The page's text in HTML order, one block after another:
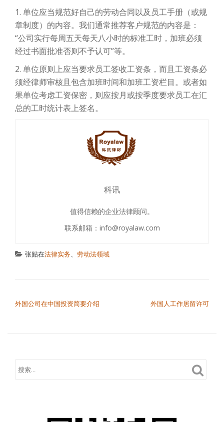
1. 单位应当规范好自己的劳动合同以及员工手册（或规
章制度）的内容。我们通常推荐客户规范的内容是：
“公司实行每周五天每天八小时的标准工时，加班必须
经过书面批准否则不予认可”等。
2. 单位原则上应当要求员工签收工资条，而且工资条必
须经律师审核且包含加班时间和加班工资栏目。或者如
果单位考虑工资保密，则应按月或按季度要求员工在汇
总的工时统计表上签名。
科讯
值得信赖的企业法律顾问。
联系邮箱：info@royalaw.com
张贴在法律实务、 劳动法领域
外国公司在中国投资简要介绍 外国人工作居留许可